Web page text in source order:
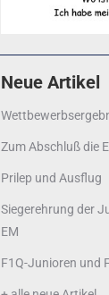
Neue Artikel
Zum Abschluß die
Prilep und Ausflug
Siegerehrung der
EM
F1Q-Junioren und